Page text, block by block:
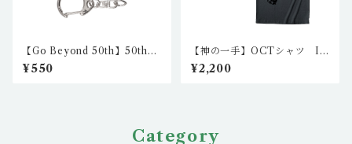
【Go Beyond 50th】50th
アクリルキーホルダー・ステ
ィック型 nkc-ak-02
¥550
【神の一手】OCTシャツ IG
-CT-N201,2（2カラー）
¥2,200
Category